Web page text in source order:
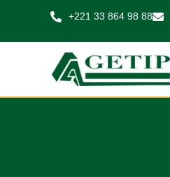
contenu
+221 33 864 98 88